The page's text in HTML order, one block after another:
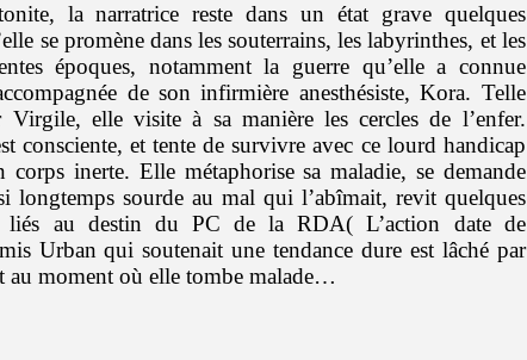
la narratrice reste dans un état grave quelques
se promène dans les souterrains, les labyrinthes, et les
époques, notamment la guerre qu’elle a connue
de son infirmière anesthésiste, Kora. Telle
Virgile, elle visite à sa manière les cercles de l’enfer.
consciente, et tente de survivre avec ce lourd handicap
corps inerte. Elle métaphorise sa maladie, se demande
longtemps sourde au mal qui l’abîmait, revit quelques
liés au destin du PC de la RDA( L’action date de
Urban qui soutenait une tendance dure est lâché par
au moment où elle tombe malade…